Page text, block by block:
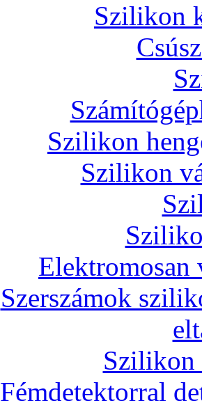
Szilikon
Szilikon
Szilikon
Elektromosan
Szerszámok
Szilikon
Fémdetektorral